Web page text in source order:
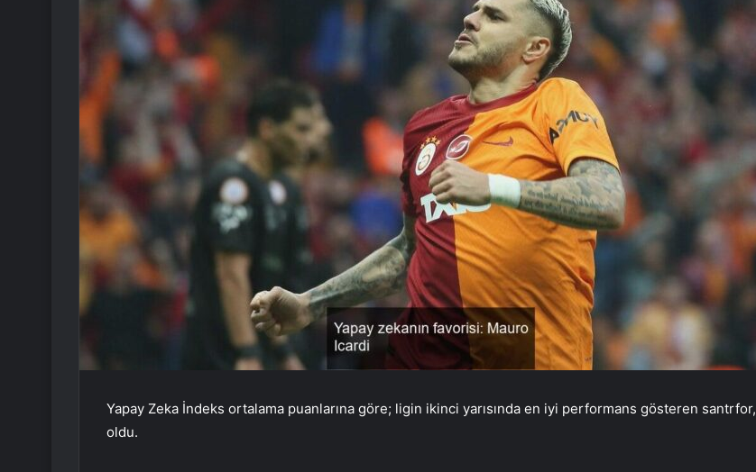
Yapay Zeka İndeks ortalama puanlarına göre; ligin ikinci yarısında en iyi performans gösteren santrfor,
oldu.